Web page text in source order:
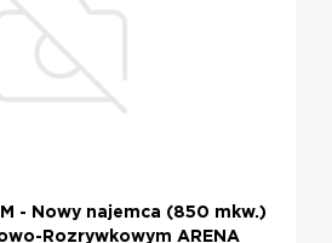
- Nowy najemca (850 mkw.)
Rozrywkowym ARENA